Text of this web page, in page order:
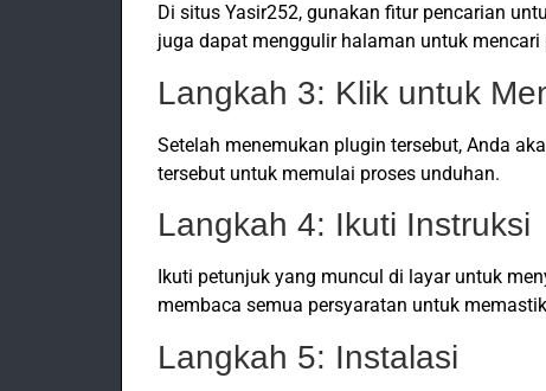
Di situs Yasir252, gunakan fitur pencarian
juga dapat menggulir halaman untuk mencari
Langkah 3: Klik untuk
Setelah menemukan plugin tersebut, Anda
tersebut untuk memulai proses unduhan.
Langkah 4: Ikuti Instruksi
Ikuti petunjuk yang muncul di layar untuk
membaca semua persyaratan untuk
Langkah 5: Instalasi